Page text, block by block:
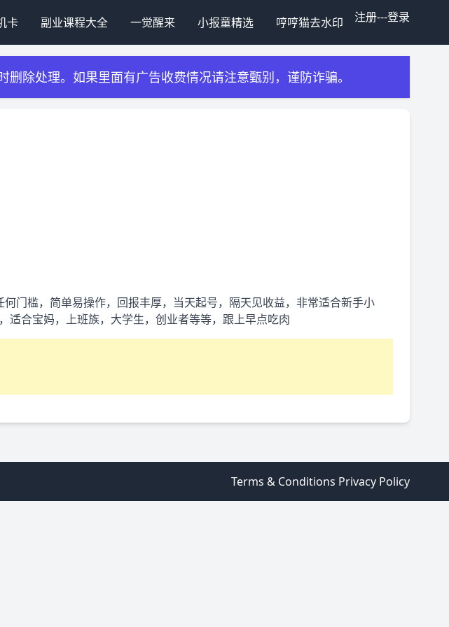
卡 副业课程大全 一觉醒来 小报童精选 哼哼猫去水印 注册---登录
除处理。如果里面有广告收费情况请注意甄别，谨防诈骗。
门槛，简单易操作，回报丰厚，当天起号，隔天见收益，非常适合新手小
适合宝妈，上班族，大学生，创业者等等，跟上早点吃肉
Terms & Conditions Privacy Policy